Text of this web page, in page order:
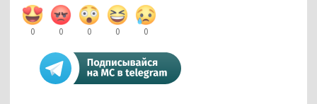
0 0 0 0 0